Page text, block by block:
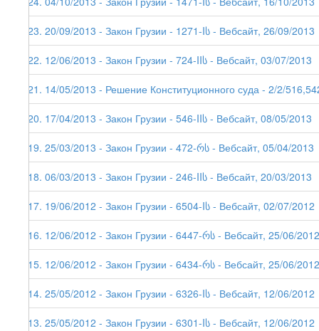
123. 20/09/2013 - Закон Грузии - 1271-Iს - Вебсайт, 26/09/2013
122. 12/06/2013 - Закон Грузии - 724-IIს - Вебсайт, 03/07/2013
121. 14/05/2013 - Решение Конституционного суда - 2/2/
120. 17/04/2013 - Закон Грузии - 546-IIს - Вебсайт, 08/05/2013
119. 25/03/2013 - Закон Грузии - 472-რს - Вебсайт, 05/04/2013
118. 06/03/2013 - Закон Грузии - 246-IIს - Вебсайт, 20/03/2013
117. 19/06/2012 - Закон Грузии - 6504-Iს - Вебсайт, 02/07/2012
116. 12/06/2012 - Закон Грузии - 6447-რს - Вебсайт, 25/06/2012
115. 12/06/2012 - Закон Грузии - 6434-რს - Вебсайт, 25/06/2012
114. 25/05/2012 - Закон Грузии - 6326-Iს - Вебсайт, 12/06/2012
113. 25/05/2012 - Закон Грузии - 6301-Iს - Вебсайт, 12/06/2012